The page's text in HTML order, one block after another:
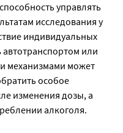
управлять
исследования у
индивидуальных
автотранспортом или
механизмами может
особое
изменения дозы, а
алкоголя.